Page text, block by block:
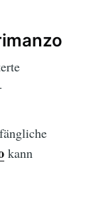
kann